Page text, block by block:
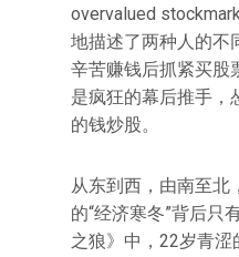
overvalued
地描述了两种人的不
辛苦赚钱后抓紧买股
是疯狂的幕后推手，
的钱炒股。
从东到西，由南至北
的“经济寒冬”背后只
之狼》中，22岁青